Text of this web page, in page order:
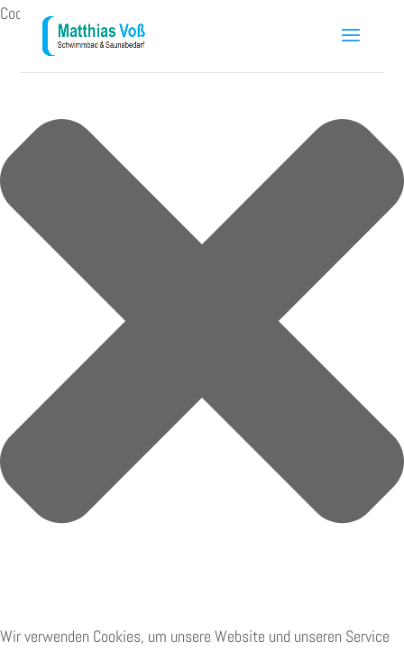
Cookie-Zustimmung verwalten
Wir verwenden Cookies, um unsere Website und unseren Service